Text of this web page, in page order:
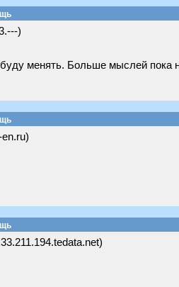
)
менять. Больше мыслей пока